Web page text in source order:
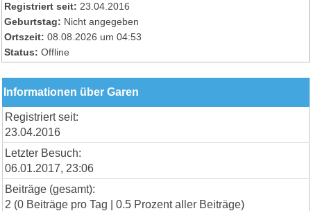
Registriert seit: 23.04.2016
Geburtstag: Nicht angegeben
Ortszeit: 08.08.2026 um 04:53
Status: Offline
Informationen über Garen
Registriert seit:
23.04.2016
Letzter Besuch:
06.01.2017, 23:06
Beiträge (gesamt):
2 (0 Beiträge pro Tag | 0.5 Prozent aller Beiträge)